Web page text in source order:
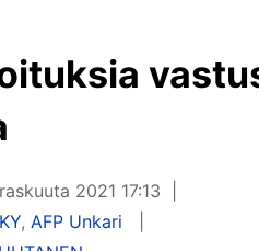
2021 17:13
,AFP Unkari